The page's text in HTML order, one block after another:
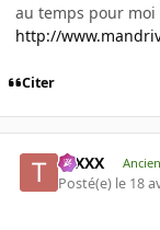
au temps pour moi
http://
Citer
tuXXX Ancien
Posté(e) le 18